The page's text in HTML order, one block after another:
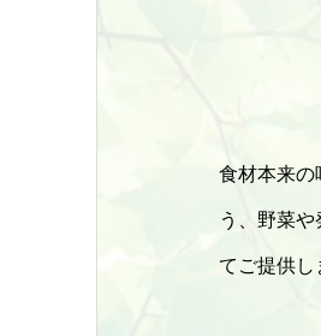
食材本来の
う、野菜
てご提供し